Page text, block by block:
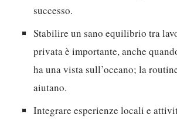
successo.
Stabilire un sano equilibrio tra
privata è importante, anche
ha una vista sull’oceano; la
aiutano.
Integrare esperienze locali e